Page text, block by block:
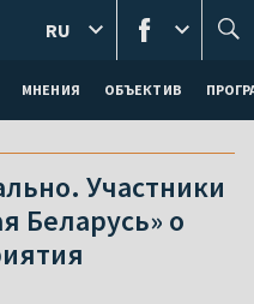
МНЕНИЯ ОБЪЕКТИВ
RU
Участники
Беларусь» о